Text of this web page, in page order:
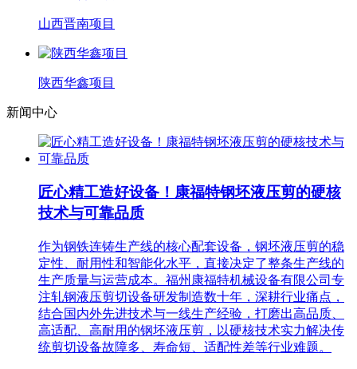
山西晋南项目
陕西华鑫项目
新闻中心
匠心精工造好设备！康福特钢坯液压剪的硬核
技术与可靠品质
作为钢铁连铸生产线的核心配套设备，钢坯液压剪的稳
定性、耐用性和智能化水平，直接决定了整条生产线的
生产质量与运营成本。福州康福特机械设备有限公司专
注轧钢液压剪切设备研发制造数十年，深耕行业痛点，
结合国内外先进技术与一线生产经验，打磨出高品质、
高适配、高耐用的钢坯液压剪，以硬核技术实力解决传
统剪切设备故障多、寿命短、适配性差等行业难题。